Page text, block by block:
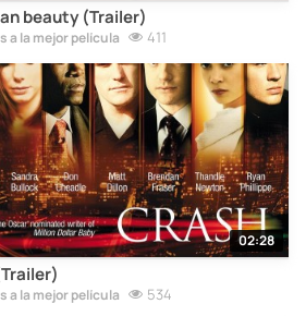
beauty (Trailer)
a la mejor película 411
02:28
a la mejor película 534